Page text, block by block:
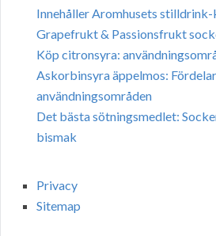
Innehåller Aromhusets
Grapefrukt & Passionsfrukt
Köp citronsyra:
Askorbinsyra äppelmos:
användningsområden
Det bästa sötningsmedlet:
bismak
Privacy
Sitemap